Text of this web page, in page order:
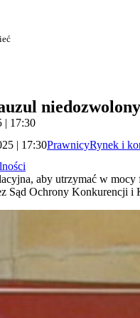
| 17:30
| 17:30PrawnicyRynek i
aby utrzymać w
Sąd Ochrony Konkurencji i